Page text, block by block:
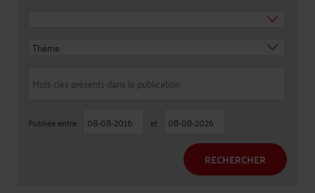
Publiée entre et
RECHERCHER